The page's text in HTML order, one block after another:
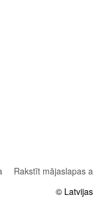
Rakstīt mājaslapas
©